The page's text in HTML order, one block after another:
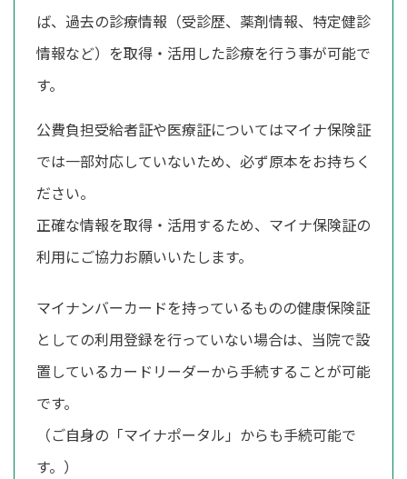
ば、過去の診療情報（受診歴、薬剤情報、特定健診
情報など）を取得・活用した診療を行う事が可能で
す。
公費負担受給者証や医療証についてはマイナ保険証
では一部対応していないため、必ず原本をお持ちく
ださい。
正確な情報を取得・活用するため、マイナ保険証の
利用にご協力お願いいたします。
マイナンバーカードを持っているものの健康保険証
としての利用登録を行っていない場合は、当院で設
置しているカードリーダーから手続することが可能
です。
（ご自身の「マイナポータル」からも手続可能で
す。）